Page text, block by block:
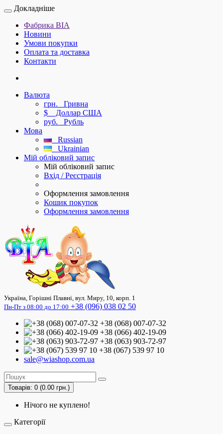
Докладніше
Фабрика ВІА
Новини
Умови покупки
Оплата та доставка
Контакти
Валюта
грн. Гривна
$
Доллар США
руб. Рубль
Мова
Russian
Ukrainian
Мій обліковий запис
Мій обліковий запис
Вхід / Реєстрація
Оформлення замовлення
Кошик покупок
Оформлення замовлення
Україна, Горішні Плавні, вул. Миру, 10, корп. 1
Пн-Пт з 08:00 до 17:00 +38 (096) 038 02 50
+38 (068) 007-07-32
+38 (066) 402-19-09
+38 (063) 903-72-97
+38 (067) 539 97 10
sale@wiashop.com.ua
Товарів: 0 (0.00 грн.)
Нічого не куплено!
Категорії